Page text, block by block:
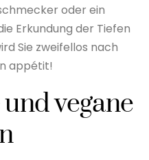
oder ein
Erkundung der Tiefen
Sie zweifellos nach
appétit!
vegane